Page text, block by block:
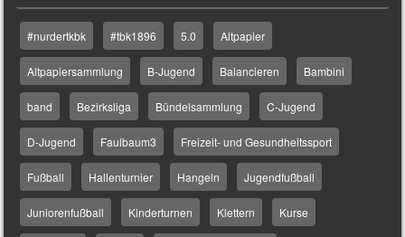
#nurdertkbk #tbk1896 5.0 Altpapier
Altpapiersammlung B-Jugend Balancieren Bambini
band Bezirksliga Bündelsammlung C-Jugend
D-Jugend Faulbaum3 Freizeit- und Gesundheitssport
Fußball Hallenturnier Hangeln Jugendfußball
Juniorenfußball Kinderturnen Klettern Kurse